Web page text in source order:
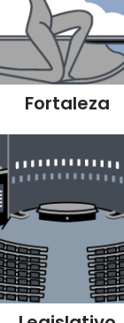
Fortaleza